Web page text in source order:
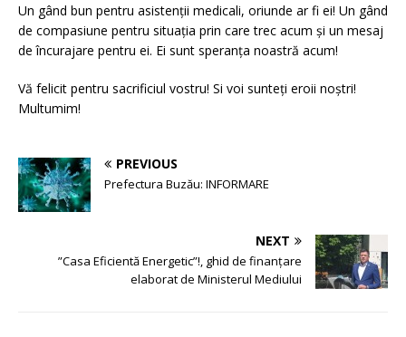
Un gând bun pentru asistenții medicali, oriunde ar fi ei! Un gând
de compasiune pentru situația prin care trec acum și un mesaj
de încurajare pentru ei. Ei sunt speranța noastră acum!
Vă felicit pentru sacrificiul vostru! Si voi sunteți eroii noștri!
Multumim!
PREVIOUS
Prefectura Buzău: INFORMARE
NEXT
”Casa Eficientă Energetic”!, ghid de finanțare
elaborat de Ministerul Mediului